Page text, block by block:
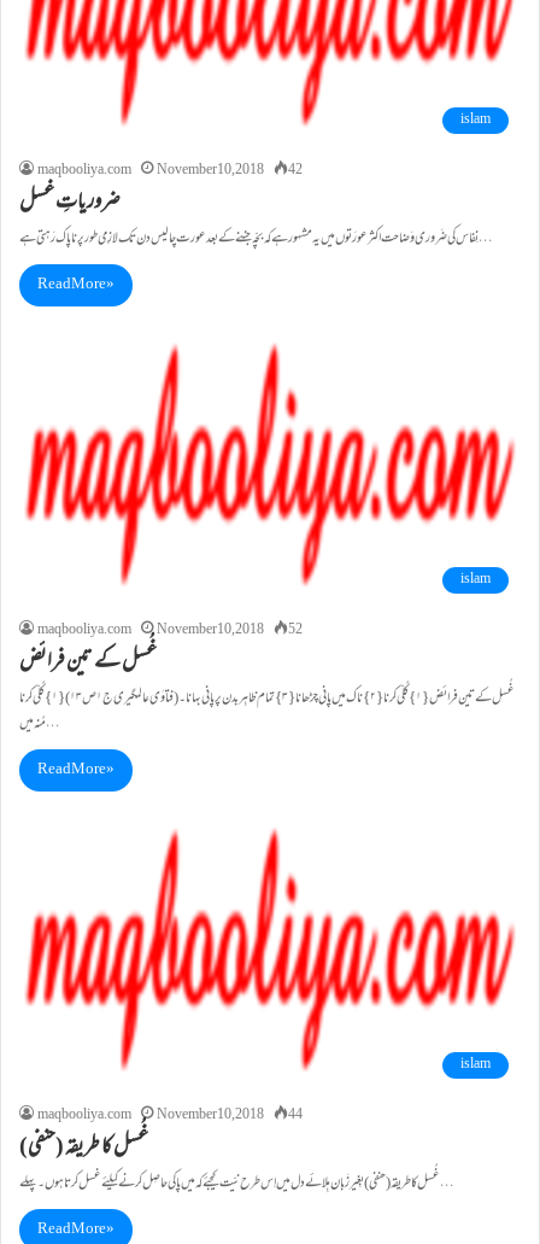
islam
maqbooliya.com
November 10, 2018 42
ضروریاتِ غسل
نِفاس کی ضَروری وَضاحت اکثرعورَتوں میں یہ مشہورہے کہ بچّہ جننے کے بعدعورت چالیس دن تک لازِمی طورپرناپاک رَہتی ہے…
Read More »
islam
maqbooliya.com
November 10, 2018 52
غُسل کے تین فرائض
غُسل کے تین فرائض {۱}کُلّی کرنا{۲}ناک میں پانی چڑھانا{۳}تمام ظاہِر بدن پرپانی بہانا۔ (فتاوٰی عالمگیری ج۱ص۱۳) {۱}کُلّی کرنا
مُنہ میں…
Read More »
islam
maqbooliya.com
November 10, 2018 44
غُسل کا طریقہ (حنفی)
غُسل کا طریقہ (حنفی) بِغیرزَبان ہِلائے دل میں اِس طرح نیّت کیجئے کہ میں پاکی حاصِل کرنے کیلئے غسل کرتاہوں۔پہلے…
Read More »